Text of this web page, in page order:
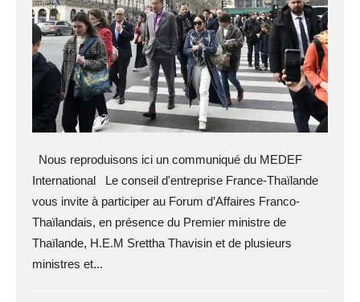
Nous reproduisons ici un communiqué du MEDEF
International Le conseil d'entreprise France-Thaïlande
vous invite à participer au Forum d’Affaires Franco-
Thaïlandais, en présence du Premier ministre de
Thaïlande, H.E.M Srettha Thavisin et de plusieurs
ministres et...